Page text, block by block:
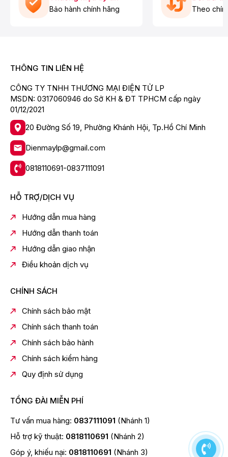
1900W
63 dB
Bộ lọc:
Bộ lọc kháng khuẩn
Các loại đầu hút:
Đầu hút khe
Đầu hút bàn chải
Đầu hút sàn/thảm
Nhật Bản
Nơi sản xuất:
Nhật Bản
Tiện ích:
Dây điện tự thu gọnĐiều chỉnh sức hút bụi
Công nghệ Eco - Max
Kích thước, khối lượng:
Ngang 30.6 cm - Cao 26.8 cm - Sâu 50.7 cm - Nặng
Bảo hành chính hãng Theo
THÔNG TIN LIÊN HỆ
CÔNG TY TNHH THƯƠNG MẠI ĐIỆN TỬ LP
MSDN: 0317060946 do Sở KH & ĐT TPHCM cấp ngày
01/12/2021
20 Đường Số 19, Phường Khánh Hội, Tp.Hồ Chí Minh
Dienmaylp@gmail.com
0818110691-0837111091
HỖ TRỢ/DỊCH VỤ
Hướng dẫn mua hàng
Hướng dẫn thanh toán
Hướng dẫn giao nhận
Điều khoản dịch vụ
CHÍNH SÁCH
Chính sách bảo mật
Chính sách thanh toán
Chính sách bảo hành
Chính sách kiểm hàng
Quy định sử dụng
TỔNG ĐÀI MIỄN PHÍ
Tư vấn mua hàng: 0837111091 (Nhánh 1)
Hỗ trợ kỹ thuật: 0818110691 (Nhánh 2)
Góp ý, khiếu nại: 0818110691 (Nhánh 3)